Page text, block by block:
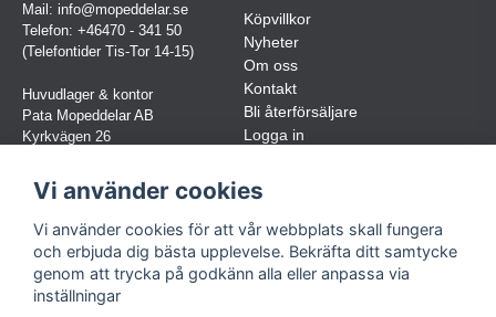
Mail: info@mopeddelar.se
Telefon: +46470 - 341 50
(Telefontider Tis-Tor 14-15)
Huvudlager & kontor
Pata Mopeddelar AB
Kyrkvägen 26
(OBS. Endast förbokade besök)
Org.nr:
559030-5248
Jur. namn: Pata Mopeddelar AB
Köpvillkor
Nyheter
Om oss
Kontakt
Bli återförsäljare
Logga in
Följ oss
Vi använder cookies
Vi använder cookies för att vår webbplats skall fungera
och erbjuda dig bästa upplevelse. Bekräfta ditt samtycke
genom att trycka på godkänn alla eller anpassa via
inställningar